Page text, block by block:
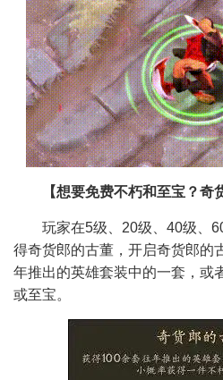
【想要免费不朽和至宝？奇
玩家在5级、20级、40级、
得奇货郎的古董，开启奇货郎的
年推出的英雄套装中的一套，或
或至宝。